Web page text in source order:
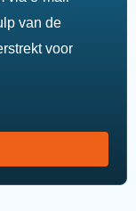
van de
voor